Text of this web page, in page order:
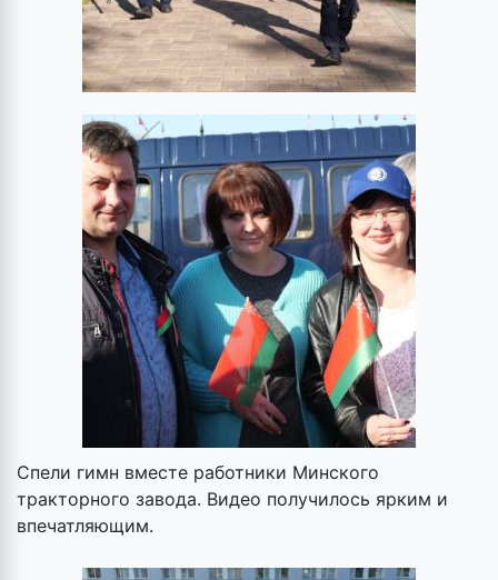
Спели гимн вместе работники Минского
тракторного завода. Видео получилось ярким и
впечатляющим.